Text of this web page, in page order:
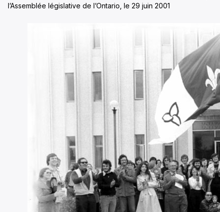
l’Assemblée législative de l’Ontario, le 29 juin 2001